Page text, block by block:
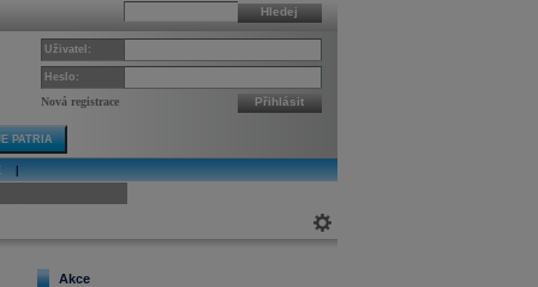
Hledej
Uživatel:
Heslo:
Nová registrace Přihlásit
PATRIA
Akce